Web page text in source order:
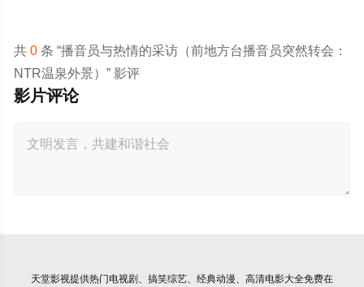
共 0条 “播音员与热情的采访（前地方台播音员突然转会：
NTR温泉外景）” 影评
影片评论
天堂影视提供热门电视剧、搞笑综艺、经典动漫、高清电影大全免费在